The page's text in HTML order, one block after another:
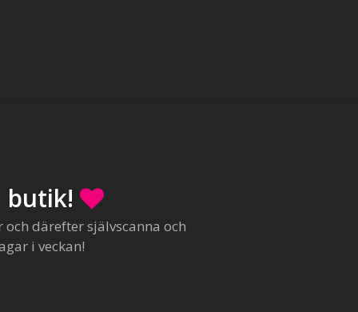
butik!
därefter självscanna och
i veckan!